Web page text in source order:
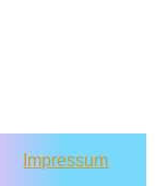
Impressum